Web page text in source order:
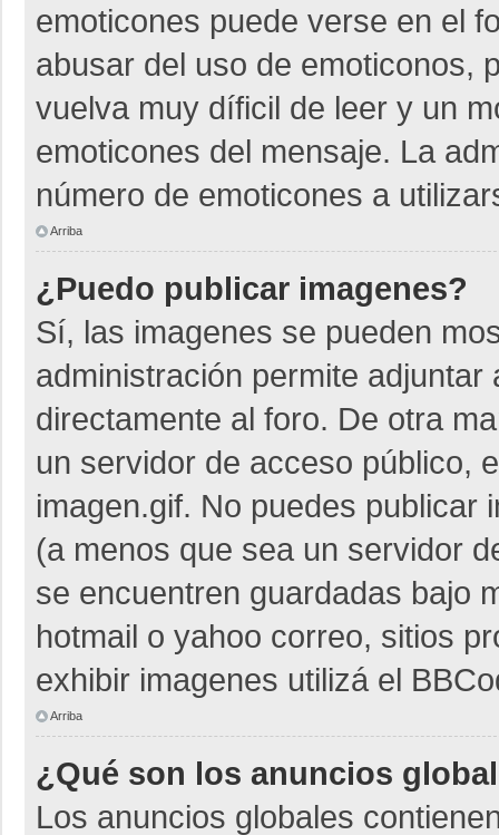
emoticones puede verse en el
abusar del uso de emoticonos,
vuelva muy díficil de leer y un
emoticones del mensaje. La
número de emoticones a
Arriba
¿Puedo publicar imagenes?
Sí, las imagenes se pueden
administración permite
directamente al foro. De otra
un servidor de acceso público,
imagen.gif. No puedes publicar
(a menos que sea un servidor
se encuentren guardadas bajo
hotmail o yahoo correo, sitios
exhibir imagenes utilizá el
Arriba
¿Qué son los anuncios
Los anuncios globales